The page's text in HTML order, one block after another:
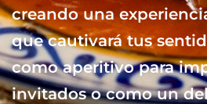
creando una
que cautivará tus
como aperitivo para
invitados o como un